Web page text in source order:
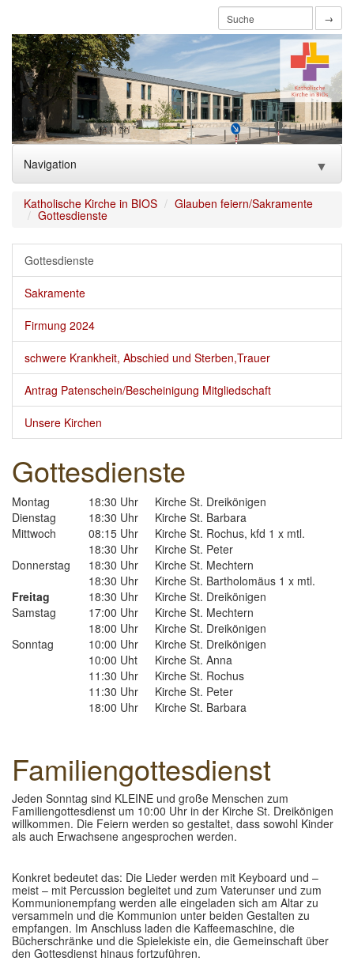
→
Navigation ▼
Home
Über uns
Glauben feiern/Sakramente
Mitmachen
Einrichtungen ▼
Kontakt
Katholische Kirche in BIOS Glauben feiern/Sakramente
Gottesdienste
Gottesdienste
Sakramente
Firmung 2024
schwere Krankheit, Abschied und Sterben,Trauer
Antrag Patenschein/Bescheinigung Mitgliedschaft
Unsere Kirchen
Gottesdienste
Montag 18:30 Uhr
Kirche St. Dreikönigen
Dienstag
18:30 Uhr
Kirche St. Barbara
Mittwoch
08:15 Uhr
Kirche St. Rochus, kfd 1 x mtl.
18:30 Uhr
Kirche St. Peter
Donnerstag
18:30 Uhr
Kirche St. Mechtern
18:30 Uhr
Kirche St. Bartholomäus 1 x mtl.
Freitag
18:30 Uhr
Kirche St. Dreikönigen
Samstag
17:00 Uhr
Kirche St. Mechtern
18:00 Uhr
Kirche St. Dreikönigen
Sonntag
10:00 Uhr
Kirche St. Dreikönigen
10:00 Uht
Kirche St. Anna
11:30 Uhr
Kirche St. Rochus
11:30 Uhr
Kirche St. Peter
18:00 Uhr
Kirche St. Barbara
Familiengottesdienst
Jeden Sonntag sind KLEINE und große Menschen zum
Familiengottesdienst um 10:00 Uhr in der Kirche St. Dreikönigen
willkommen. Die Feiern werden so gestaltet, dass sowohl Kinder
als auch Erwachsene angesprochen werden.
Konkret bedeutet das: Die Lieder werden mit Keyboard und –
meist – mit Percussion begleitet und zum Vaterunser und zum
Kommunionempfang werden alle eingeladen sich am Altar zu
versammeln und die Kommunion unter beiden Gestalten zu
empfangen. Im Anschluss laden die Kaffeemaschine, die
Bücherschränke und die Spielekiste ein, die Gemeinschaft über
den Gottesdienst hinaus fortzuführen.